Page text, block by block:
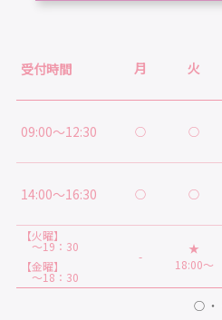
受付時間 月 火
09:00～12:30 ○ ○
14:00～16:30 ○ ○
【火曜】
～19：30
【金曜】
～18：30
-
★
18:00～
○ ・